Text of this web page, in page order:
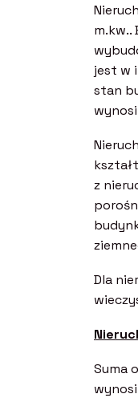
jest w
stan
wynosi
z
Dla
Suma
wynosi